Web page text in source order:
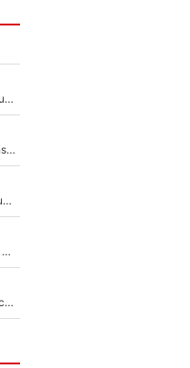
Scandale dans la vie privée de Michael Olise : L’annonce du Bayern Munich sur son enfant caché
Yan Diomandé au Real Madrid : La photo qui met fin au transfert de l’été !
Antoine Dupont et Iris Mittenaere officialisent enfin leur couple : La photo qui enflamme les réseaux sociaux
Du PSG à la tête de la FIFA pour remplacer Gianni Infantino ? «Il serait un mauvais président», le patron de la Liga s'attaque à Nasser Al-Khelaïfi !
Bradley Barcola : Luis Enrique prêt à l’écarter au PSG, la décision qui va accélérer son transfert à Liverpool ?